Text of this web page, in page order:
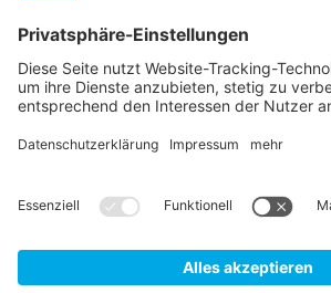
Zur Stellenbörse
Follow TQ-Group